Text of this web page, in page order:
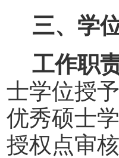
三、学
工作职
士学位授
优秀硕士
授权点审